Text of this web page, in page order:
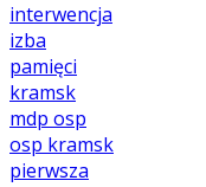
interwencja
izba
pamięci
kramsk
mdp osp
osp kramsk
pierwsza